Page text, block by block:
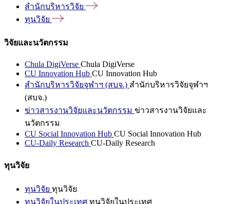
สำนักบริหารวิจัย
ทุนวิจัย
วิจัยและนวัตกรรม
Chula DigiVerse Chula DigiVerse
CU Innovation Hub CU Innovation Hub
สำนักบริหารวิจัยจุฬาฯ (สบจ.) สำนักบริหารวิจัยจุฬาฯ
(สบจ.)
ข่าวสารงานวิจัยและนวัตกรรม ข่าวสารงานวิจัยและ
นวัตกรรม
CU Social Innovation Hub CU Social Innovation Hub
CU-Daily Research CU-Daily Research
ทุนวิจัย
ทุนวิจัย ทุนวิจัย
ทุนวิจัยในประเทศ ทุนวิจัยในประเทศ